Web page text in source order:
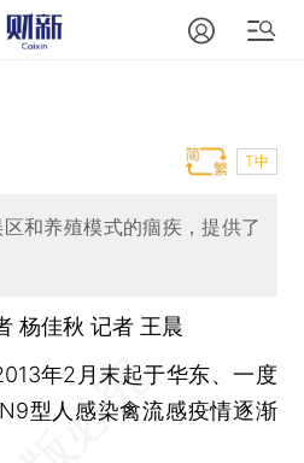
T中
和养殖模式的痼疾，提供了
杨佳秋 记者 王晨
年2月末起于华东、一度
型人感染禽流感疫情逐渐